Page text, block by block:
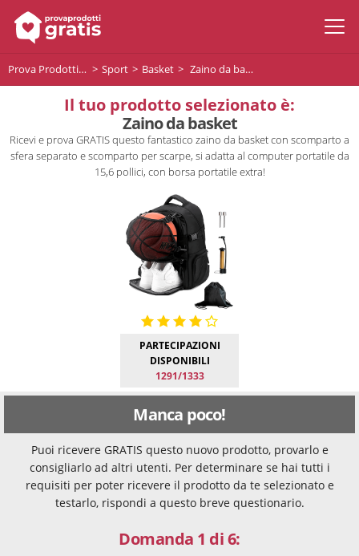
Prova Prodotti Gratis Sport Basket Zaino da basket
Il tuo prodotto selezionato è:
Zaino da basket
Ricevi e prova GRATIS questo fantastico zaino da basket con scomparto a
sfera separato e scomparto per scarpe, si adatta al computer portatile da
15,6 pollici, con borsa portatile extra!
PARTECIPAZIONI
DISPONIBILI
1291/1333
Manca poco!
Puoi ricevere GRATIS questo nuovo prodotto, provarlo e
consigliarlo ad altri utenti. Per determinare se hai tutti i
requisiti per poter ricevere il prodotto da te selezionato e
testarlo, rispondi a questo breve questionario.
Domanda 1 di 6: